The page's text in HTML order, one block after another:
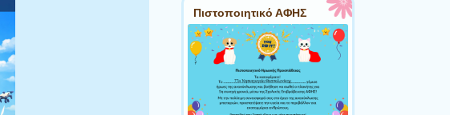
Πιστοποιητικό ΑΦΗΣ